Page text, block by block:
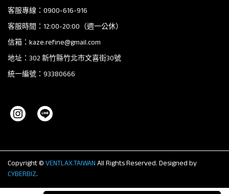
客服專線：0900-616-916
客服時間：12:00-20:00（週一公休）
信箱：kaze.refine@gmail.com
地址：302 新竹縣竹北市文喜街30號
統一編號：93380666
Copyright © VENTLAX.TAIWAN All Rights Reserved. Designed by
CYBERBIZ.